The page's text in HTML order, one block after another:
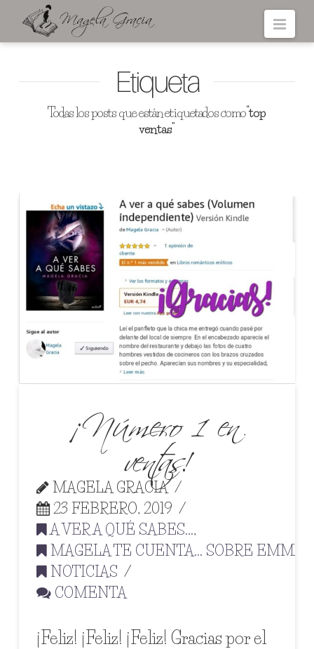
Etiqueta
Todas los posts que están etiquetados como“top
ventas”
¡Número 1 en
ventas!
MAGELA GRACIA
23 FEBRERO, 2019
A VER A QUÉ SABES...,
MAGELA TE CUENTA... SOBRE EMMA
NOTICIAS
COMENTA
¡Feliz! ¡Feliz! ¡Feliz! Gracias por el